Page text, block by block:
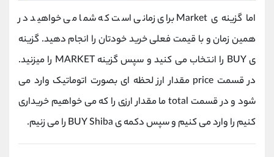
اما گزینه ی Market برای زمانی است که شما می خواهید در
همین زمان و با قیمت فعلی خرید خودتان را انجام دهید. گزینه
ی BUY را انتخاب می کنید و سپس گزینه MARKET را میزنید.
در قسمت price مقدار ارز لحظه ای بصورت اتوماتیک وارد می
شود و در قسمت total ما مقدار ارزی را که می خواهیم خریداری
کنیم را وارد می کنیم و سپس دکمه ی BUY Shiba را می زنیم.